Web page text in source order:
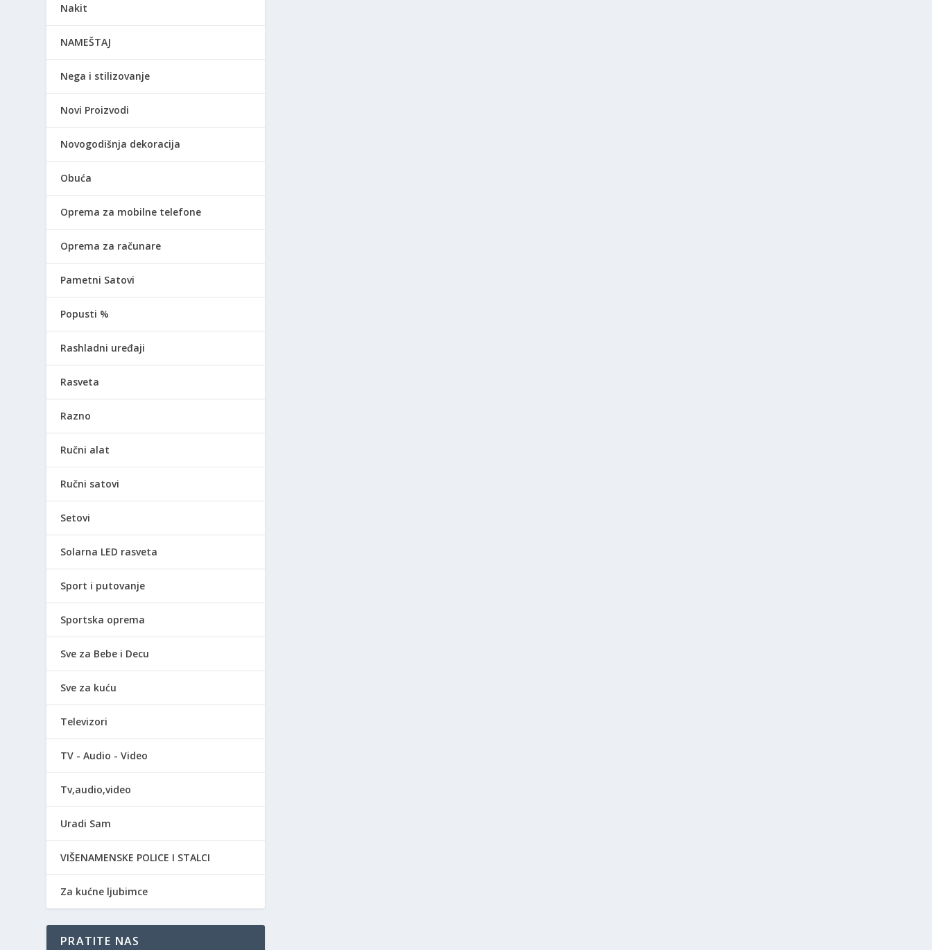
Nakit
NAMEŠTAJ
Nega i stilizovanje
Novi Proizvodi
Novogodišnja dekoracija
Obuća
Oprema za mobilne telefone
Oprema za računare
Pametni Satovi
Popusti %
Rashladni uređaji
Rasveta
Razno
Ručni alat
Ručni satovi
Setovi
Solarna LED rasveta
Sport i putovanje
Sportska oprema
Sve za Bebe i Decu
Sve za kuću
Televizori
TV - Audio - Video
Tv,audio,video
Uradi Sam
VIŠENAMENSKE POLICE I STALCI
Za kućne ljubimce
PRATITE NAS